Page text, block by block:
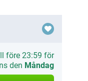
före 23:59 för
den Måndag